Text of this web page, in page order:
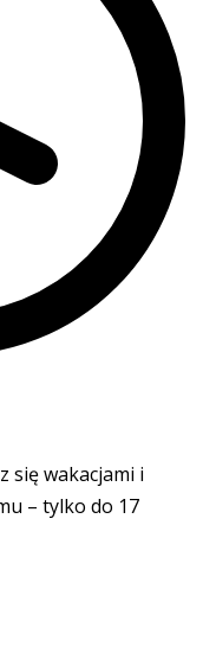
się wakacjami i
– tylko do 17